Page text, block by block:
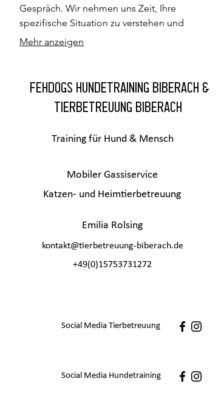
Gespräch. Wir nehmen uns Zeit, Ihre
spezifische Situation zu verstehen und
entwickeln einen klaren Plan für Ihren
Empfehlungen, um Ihre Ziele zu erreichen.
Starten Sie noch heute mit einem Plan, der
für Sie funktioniert.
Mehr anzeigen
Fehdogs HUndetraining Biberach &
Tierbetreuung Biberach
Training für Hund & Mensch
Mobiler Gassiservice
Katzen- und Heimtierbetreuung
Emilia Rolsing
kontakt@tierbetreuung-biberach.de
+49(0)15753731272
Social Media Tierbetreuung
Social Media Hundetraining